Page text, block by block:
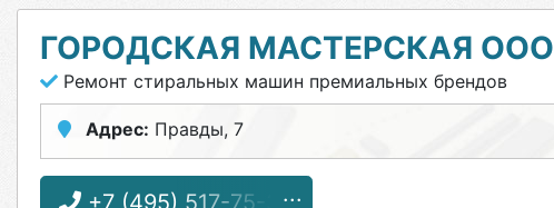
ГОРОДСКАЯ МАСТЕРСКАЯ ООО
Ремонт стиральных машин премиальных брендов
Адрес: Правды, 7
+7 (495) 517-75-36